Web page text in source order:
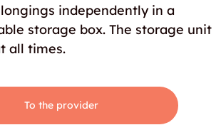
independently in a
storage box. The storage unit
all times.
To the provider